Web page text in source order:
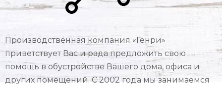
Производственная компания «Генри»
приветствует Вас и рада предложить свою
помощь в обустройстве Вашего дома, офиса и
других помещений. С 2002 года мы занимаемся